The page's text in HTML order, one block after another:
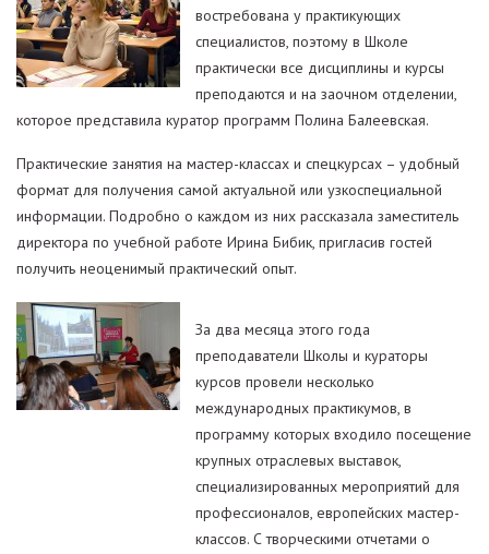
востребована у практикующих
специалистов, поэтому в Школе
практически все дисциплины и курсы
преподаются и на заочном отделении,
которое представила куратор программ Полина Балеевская.
Практические занятия на мастер-классах и спецкурсах – удобный
формат для получения самой актуальной или узкоспециальной
информации. Подробно о каждом из них рассказала заместитель
директора по учебной работе Ирина Бибик, пригласив гостей
получить неоценимый практический опыт.
За два месяца этого года
преподаватели Школы и кураторы
курсов провели несколько
международных практикумов, в
программу которых входило посещение
крупных отраслевых выставок,
специализированных мероприятий для
профессионалов, европейских мастер-
классов. С творческими отчетами о